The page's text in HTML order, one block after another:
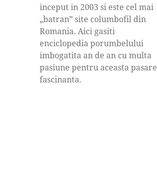
inceput in 2003 si este cel mai
„batran” site columbofil din
Romania. Aici gasiti
enciclopedia porumbelului
imbogatita an de an cu multa
pasiune pentru aceasta pasare
fascinanta.